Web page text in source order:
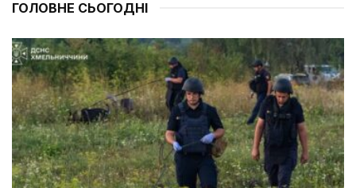
ГОЛОВНЕ СЬОГОДНІ